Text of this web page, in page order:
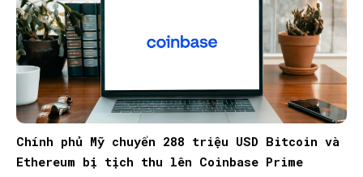
Chính phủ Mỹ chuyển 288 triệu USD Bitcoin và
Ethereum bị tịch thu lên Coinbase Prime